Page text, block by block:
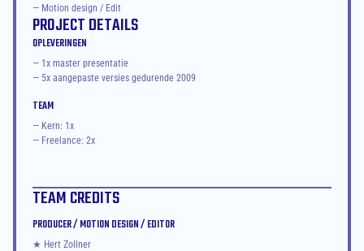
— Motion design / Edit
PROJECT DETAILS
OPLEVERINGEN
— 1x master presentatie
— 5x aangepaste versies gedurende 2009
TEAM
— Kern: 1x
— Freelance: 2x
TEAM CREDITS
PRODUCER / MOTION DESIGN / EDITOR
★ Hert Zollner